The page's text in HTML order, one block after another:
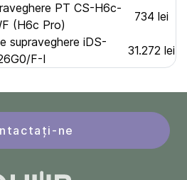
PT CS-H6c-
(H6c Pro)
734 lei
supraveghere iDS-
F-I
31.272 lei
ne